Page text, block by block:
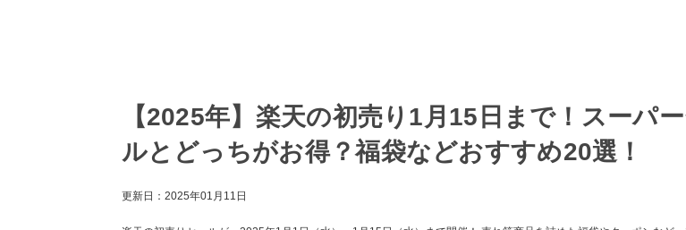
【2025年】楽天の初売り1月15日まで！スーパ
ルとどっちがお得？福袋などおすすめ20選！
更新日： 2025年01月11日